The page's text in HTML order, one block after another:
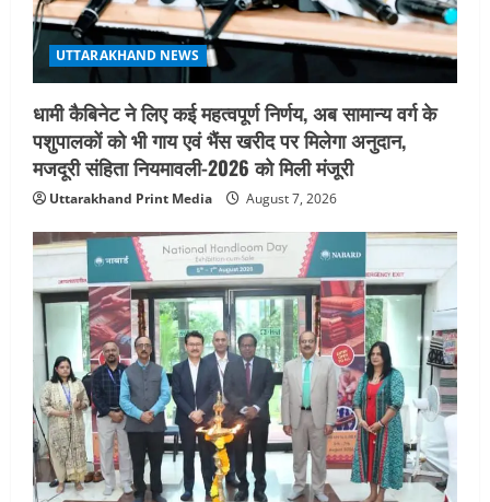
UTTARAKHAND NEWS
धामी कैबिनेट ने लिए कई महत्वपूर्ण निर्णय, अब सामान्य वर्ग के
पशुपालकों को भी गाय एवं भैंस खरीद पर मिलेगा अनुदान,
मजदूरी संहिता नियमावली-2026 को मिली मंजूरी
Uttarakhand Print Media August 7, 2026